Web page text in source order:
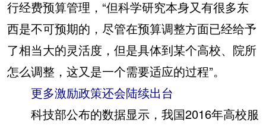
行经费预算管理，“但科学研究本身又有很多东
西是不可预期的，尽管在预算调整方面已经给予
了相当大的灵活度，但是具体到某个高校、院所
怎么调整，这又是一个需要适应的过程”。
更多激励政策还会陆续出台
科技部公布的数据显示，我国2016年高校服